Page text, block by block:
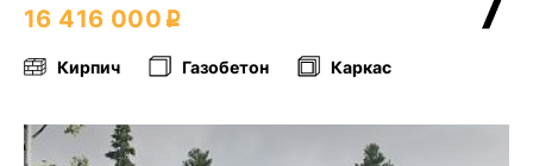
16 416 000
Кирпич Газобетон Каркас